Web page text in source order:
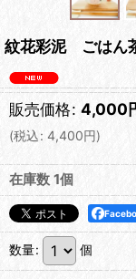
紋花彩泥 ごはん
販売価格: 4,000
(税込: 4,400円)
在庫数 1個
数量: 個